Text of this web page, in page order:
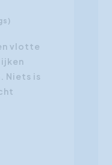
vlotte
Niets is